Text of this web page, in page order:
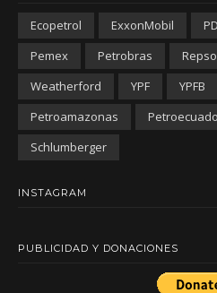
Ecopetrol ExxonMobil
Pemex
Petrobras
Weatherford
YPF YPFB
Petroamazonas
Schlumberger
INSTAGRAM
PUBLICIDAD Y DONACIONES